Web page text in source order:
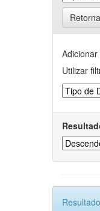
Adicionar
Utilizar